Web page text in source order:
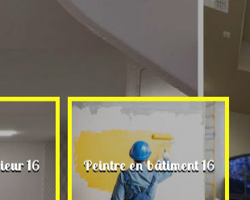
16 Peintre en bâtiment 16